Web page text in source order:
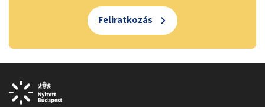
Feliratkozás